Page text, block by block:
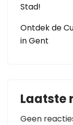
Stad!
Ontdek de
in Gent
Laatste
Geen